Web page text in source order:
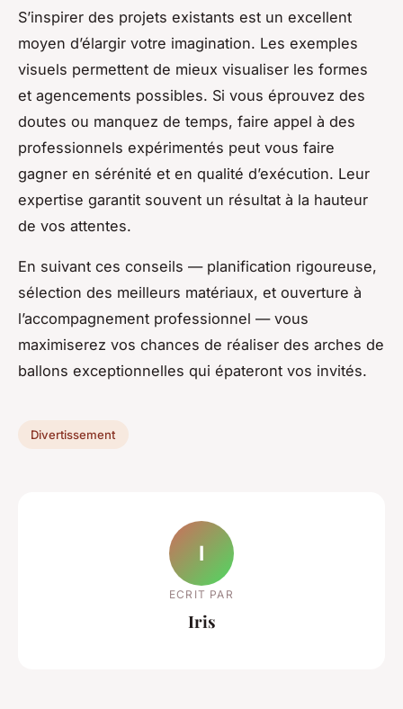
S’inspirer des projets existants est un excellent
moyen d’élargir votre imagination. Les exemples
visuels permettent de mieux visualiser les formes
et agencements possibles. Si vous éprouvez des
doutes ou manquez de temps, faire appel à des
professionnels expérimentés peut vous faire
gagner en sérénité et en qualité d’exécution. Leur
expertise garantit souvent un résultat à la hauteur
de vos attentes.
En suivant ces conseils — planification rigoureuse,
sélection des meilleurs matériaux, et ouverture à
l’accompagnement professionnel — vous
maximiserez vos chances de réaliser des arches de
ballons exceptionnelles qui épateront vos invités.
Divertissement
I
ECRIT PAR
Iris